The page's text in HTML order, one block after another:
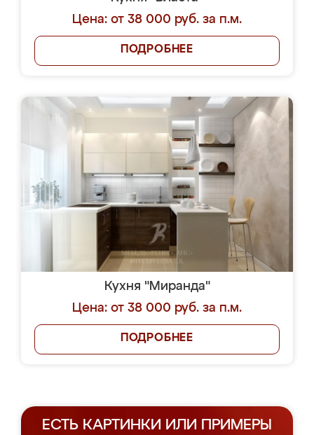
Цена: от 38 000 руб. за п.м.
ПОДРОБНЕЕ
Кухня "Миранда"
Цена: от 38 000 руб. за п.м.
ПОДРОБНЕЕ
ЕСТЬ КАРТИНКИ ИЛИ ПРИМЕРЫ